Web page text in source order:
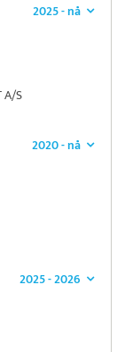
2025 - nå
A/S
2020 - nå
2025 - 2026